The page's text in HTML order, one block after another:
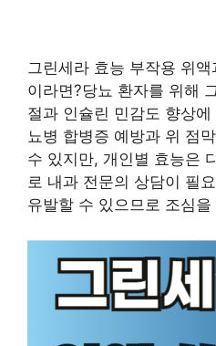
그린세라 효능 부작용 위
이라면?당뇨 환자를 위해
절과 인슐린 민감도 향상
뇨병 합병증 예방과 위 점
수 있지만, 개인별 효능은
로 내과 전문의 상담이 필
유발할 수 있으므로 조심